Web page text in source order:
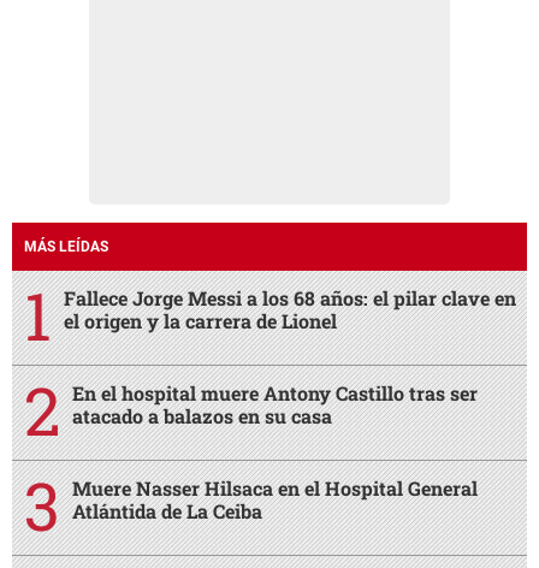
MÁS LEÍDAS
Fallece Jorge Messi a los 68 años: el pilar clave en
el origen y la carrera de Lionel
En el hospital muere Antony Castillo tras ser
atacado a balazos en su casa
Muere Nasser Hilsaca en el Hospital General
Atlántida de La Ceiba